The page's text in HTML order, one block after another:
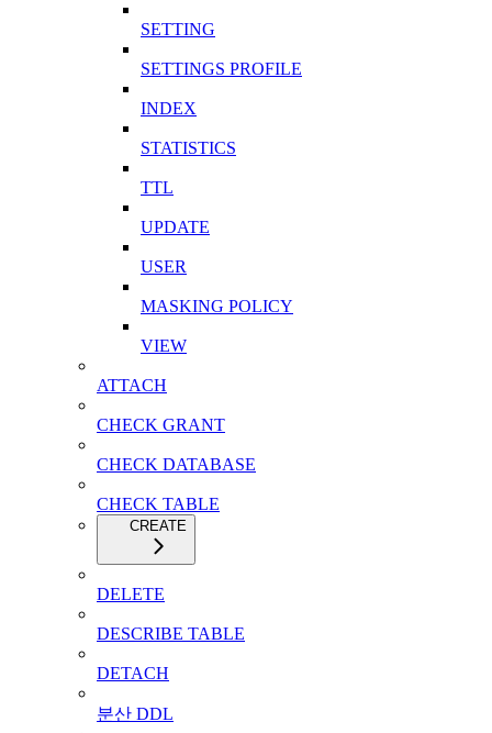
SETTING
SETTINGS PROFILE
INDEX
STATISTICS
TTL
UPDATE
USER
MASKING POLICY
VIEW
ATTACH
CHECK GRANT
CHECK DATABASE
CHECK TABLE
CREATE
DELETE
DESCRIBE TABLE
DETACH
분산 DDL